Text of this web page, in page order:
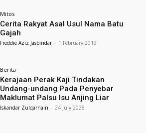
Mitos
Cerita Rakyat Asal Usul Nama Batu
Gajah
Freddie Aziz Jasbindar - 1 February 2019
Berita
Kerajaan Perak Kaji Tindakan
Undang-undang Pada Penyebar
Maklumat Palsu Isu Anjing Liar
Iskandar Zulqarnain - 24 July 2025